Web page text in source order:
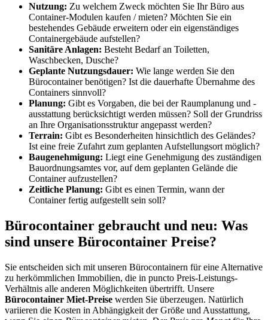
Nutzung: Zu welchem Zweck möchten Sie Ihr Büro aus
Container-Modulen kaufen / mieten? Möchten Sie ein
bestehendes Gebäude erweitern oder ein eigenständiges
Containergebäude aufstellen?
Sanitäre Anlagen: Besteht Bedarf an Toiletten,
Waschbecken, Dusche?
Geplante Nutzungsdauer: Wie lange werden Sie den
Bürocontainer benötigen? Ist die dauerhafte Übernahme des
Containers sinnvoll?
Planung: Gibt es Vorgaben, die bei der Raumplanung und -
ausstattung berücksichtigt werden müssen? Soll der Grundriss
an Ihre Organisationsstruktur angepasst werden?
Terrain: Gibt es Besonderheiten hinsichtlich des Geländes?
Ist eine freie Zufahrt zum geplanten Aufstellungsort möglich?
Baugenehmigung: Liegt eine Genehmigung des zuständigen
Bauordnungsamtes vor, auf dem geplanten Gelände die
Container aufzustellen?
Zeitliche Planung: Gibt es einen Termin, wann der
Container fertig aufgestellt sein soll?
Bürocontainer gebraucht und neu: Was
sind unsere Bürocontainer Preise?
Sie entscheiden sich mit unseren Bürocontainern für eine Alternative
zu herkömmlichen Immobilien, die in puncto Preis-Leistungs-
Verhältnis alle anderen Möglichkeiten übertrifft. Unsere
Bürocontainer Miet-Preise werden Sie überzeugen. Natürlich
variieren die Kosten in Abhängigkeit der Größe und Ausstattung,